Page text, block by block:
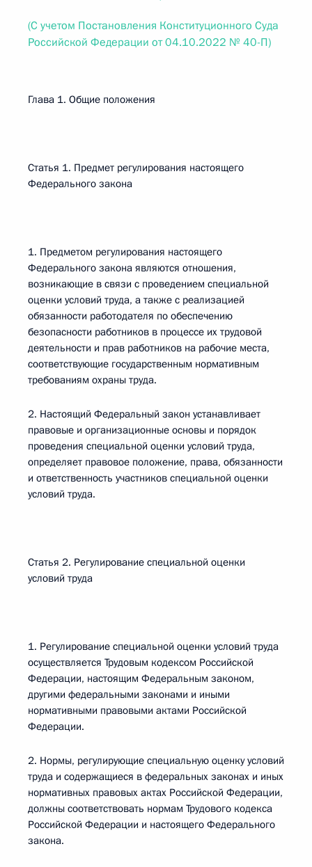
(С учетом Постановления Конституционного Суда
Российской Федерации от 04.10.2022 № 40-П)
Глава 1. Общие положения
Статья 1. Предмет регулирования настоящего
Федерального закона
1. Предметом регулирования настоящего
Федерального закона являются отношения,
возникающие в связи с проведением специальной
оценки условий труда, а также с реализацией
обязанности работодателя по обеспечению
безопасности работников в процессе их трудовой
деятельности и прав работников на рабочие места,
соответствующие государственным нормативным
требованиям охраны труда.
2. Настоящий Федеральный закон устанавливает
правовые и организационные основы и порядок
проведения специальной оценки условий труда,
определяет правовое положение, права, обязанности
и ответственность участников специальной оценки
условий труда.
Статья 2. Регулирование специальной оценки
условий труда
1. Регулирование специальной оценки условий труда
осуществляется Трудовым кодексом Российской
Федерации, настоящим Федеральным законом,
другими федеральными законами и иными
нормативными правовыми актами Российской
Федерации.
2. Нормы, регулирующие специальную оценку условий
труда и содержащиеся в федеральных законах и иных
нормативных правовых актах Российской Федерации,
должны соответствовать нормам Трудового кодекса
Российской Федерации и настоящего Федерального
закона.